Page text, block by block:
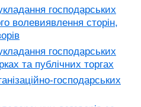
господарських
волевиявлення сторін,
господарських
та публічних торгах
господарських